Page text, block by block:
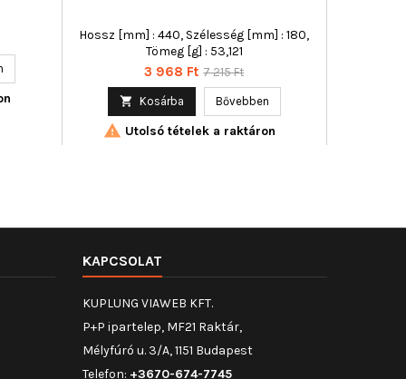
Hossz [mm] : 440, Szélesség [mm] : 180,
Tömeg [g] : 53,121
Ár
3 968 Ft Normál
7 215 Ft
 Kosárba Bővebben
 Utolsó tételek a raktáron
KAPCSOLAT
KUPLUNG VIAWEB KFT.
P+P ipartelep, MF21 Raktár,
Mélyfúró u. 3/A, 1151 Budapest
Telefon: +3670-674-7745